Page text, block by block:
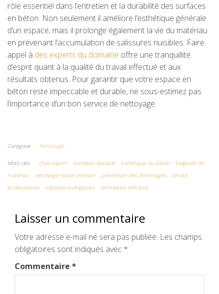
rôle essentiel dans l’entretien et la durabilité des surfaces
en béton. Non seulement il améliore l’esthétique générale
d’un espace, mais il prolonge également la vie du matériau
en prévenant l’accumulation de salissures nuisibles. Faire
appel à des experts du domaine offre une tranquillité
d’esprit quant à la qualité du travail effectué et aux
résultats obtenus. Pour garantir que votre espace en
béton reste impeccable et durable, ne sous-estimez pas
l’importance d’un bon service de nettoyage.
Catégorie Nettoyage
Mots-clés choix expert entretien durable esthétique du béton
longévité du
matériau
nettoyage haute pression prévention des dommages
service
professionnel
solutions écologiques techniques efficaces
Laisser un commentaire
Votre adresse e-mail ne sera pas publiée. Les champs
obligatoires sont indiqués avec *
Commentaire *